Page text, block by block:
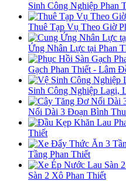
Sinh Công Nghiệp Phan
Thuê Tạp Vụ Theo Giờ
Ứng Nhân Lực tại Phan
Gạch Phan Thiết - Lâm
Sinh Công Nghiệp Lagi,
Nối Dài 3 Đoạn Bình
Thiết
Tầng Phan Thiết
Sàn 2 Xô Phan Thiết